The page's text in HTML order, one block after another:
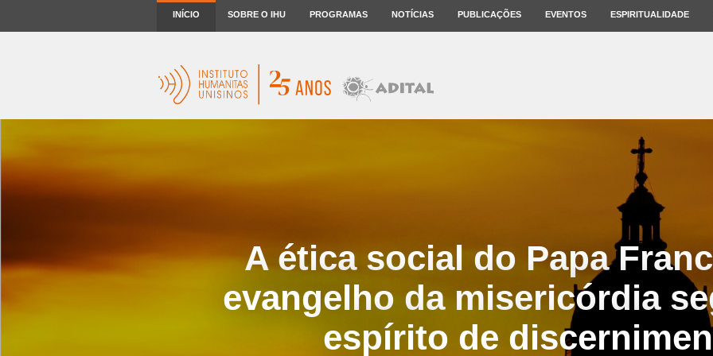
INÍCIO SOBRE O IHU PROGRAMAS NOTÍCIAS PUBLICAÇÕES EVENTOS ESPIRITUALIDADE
A ética social do Papa
evangelho da misericórdia
espírito de